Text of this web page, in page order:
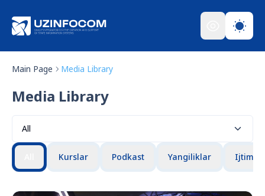
Main Page Media Library
Media Library
Kurslar Podkast Yangiliklar Ijtimoiy
All